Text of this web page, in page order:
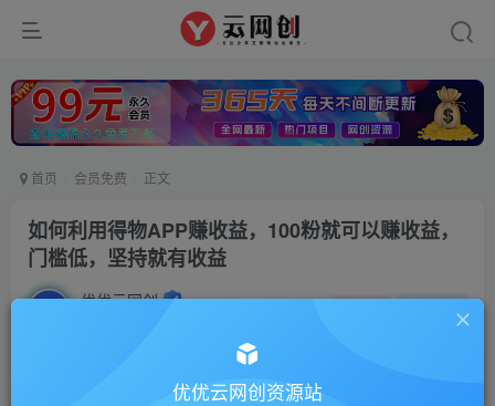
首页 会员免费 正文
如何利用得物APP赚收益，100粉就可以赚收益，
门槛低，坚持就有收益
优优云网创 私信
优优云网创资源站